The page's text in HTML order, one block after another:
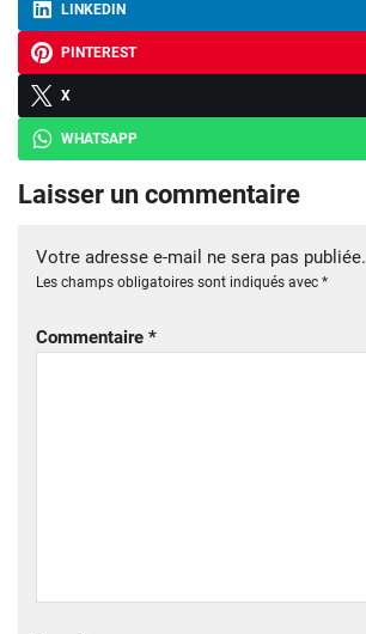
LINKEDIN
PINTEREST
X
WHATSAPP
Laisser un commentaire
Votre adresse e-mail ne sera pas publiée.
Les champs obligatoires sont indiqués avec *
Commentaire *